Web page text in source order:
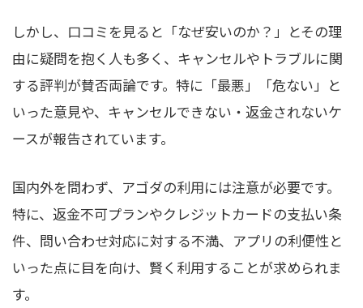
しかし、口コミを見ると「なぜ安いのか？」とその理
由に疑問を抱く人も多く、キャンセルやトラブルに関
する評判が賛否両論です。特に「最悪」「危ない」と
いった意見や、キャンセルできない・返金されないケ
ースが報告されています。
国内外を問わず、アゴダの利用には注意が必要です。
特に、返金不可プランやクレジットカードの支払い条
件、問い合わせ対応に対する不満、アプリの利便性と
いった点に目を向け、賢く利用することが求められま
す。